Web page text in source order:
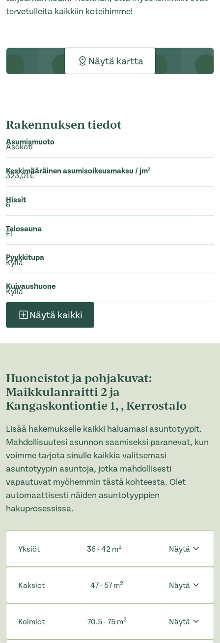
tervetulleita kaikkiin koteihimme!
Näytä kartta
Rakennuksen tiedot
Asumismuoto
Asokoti
Keskimääräinen asumisoikeusmaksu / jm²
323,01€
Hissit
6
Talosauna
Ei
Pyykkitupa
Kyllä
Kuivaushuone
Kyllä
Näytä kaikki
Huoneistot ja pohjakuvat:
Maikkulanraitti 2 ja
Kangaskontiontie 1, , Kerrostalo
Lisää hakemukselle kaikki haluamasi asuntotyypit.
Mahdollisuutesi asunnon saamiseksi paranevat, kun
voimme tarjota sinulle kaikkia valitsemasi
asuntotyypin asuntoja, jotka mahdollisesti
vapautuvat myöhemmin tästä kohteesta. Olet
automaattisesti näiden asuntotyyppien
hakuprosessissa.
Yksiöt 36 - 42 m2 Näytä
Kaksiot 47 - 57 m2 Näytä
Kolmiot 70.5 - 75 m2 Näytä